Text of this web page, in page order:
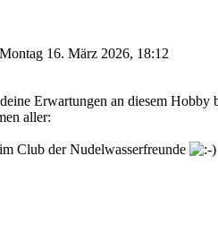
Montag 16. März 2026, 18:12
Erwartungen an diesem Hobby
aller:
Club der Nudelwasserfreunde